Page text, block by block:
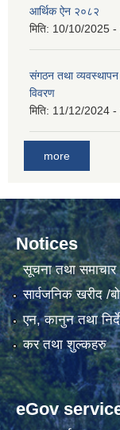
आर्थिक ऐन २०८२
मिति: 10/10/2025 -
संगठन तथा व्यवस्थापन
विवरण
मिति: 11/12/2024 -
more
Notices
सूचना तथा समाचार
सार्वजनिक खरीद /
एन, कानुन तथा
कर तथा शुल्कहरु
eGov